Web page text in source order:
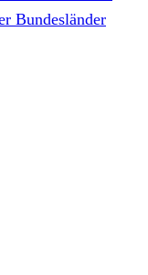
Bundesländer